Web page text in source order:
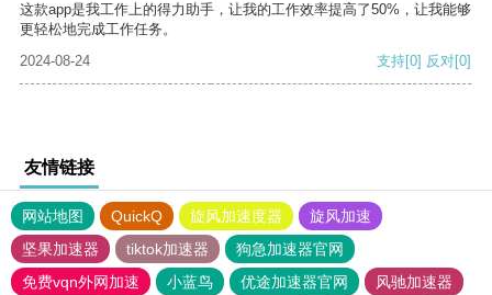
这款app是我工作上的得力助手，让我的工作效率提高了50%，让我能够
更轻松地完成工作任务。
2024-08-24
支持[0] 反对[0]
友情链接
网站地图 QuickQ 旋风加速度器
旋风加速
坚果加速器
tiktok加速器
狗急加速器官网
免费vqn外网加速
小蓝鸟 优途加速器官网
风驰加速器